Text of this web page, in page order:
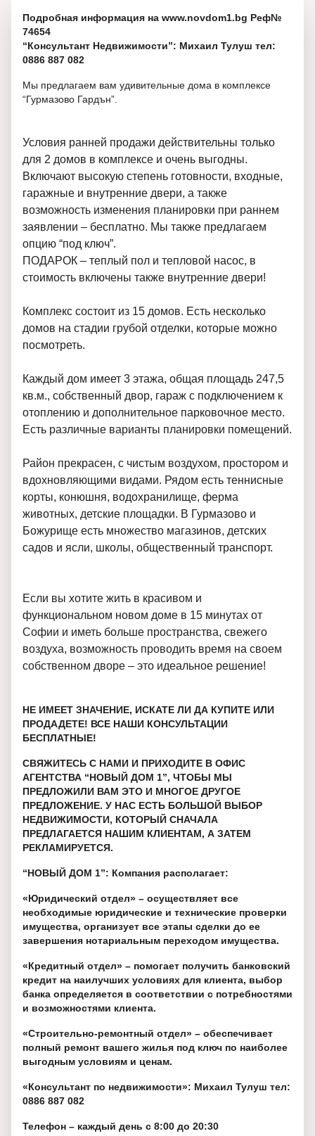
Подробная информация на www.novdom1.bg Реф№
74654
“Консультант Недвижимости”: Михаил Тулуш тел:
0886 887 082
Мы предлагаем вам удивительные дома в комплексе
“Гурмазово Гардън”.
Условия ранней продажи действительны только
для 2 домов в комплексе и очень выгодны.
Включают высокую степень готовности, входные,
гаражные и внутренние двери, а также
возможность изменения планировки при раннем
заявлении – бесплатно. Мы также предлагаем
опцию “под ключ”.
ПОДАРОК – теплый пол и тепловой насос, в
стоимость включены также внутренние двери!
Комплекс состоит из 15 домов. Есть несколько
домов на стадии грубой отделки, которые можно
посмотреть.
Каждый дом имеет 3 этажа, общая площадь 247,5
кв.м., собственный двор, гараж с подключением к
отоплению и дополнительное парковочное место.
Есть различные варианты планировки помещений.
Район прекрасен, с чистым воздухом, простором и
вдохновляющими видами. Рядом есть теннисные
корты, конюшня, водохранилище, ферма
животных, детские площадки. В Гурмазово и
Божурище есть множество магазинов, детских
садов и ясли, школы, общественный транспорт.
Если вы хотите жить в красивом и
функциональном новом доме в 15 минутах от
Софии и иметь больше пространства, свежего
воздуха, возможность проводить время на своем
собственном дворе – это идеальное решение!
НЕ ИМЕЕТ ЗНАЧЕНИЕ, ИСКАТЕ ЛИ ДА КУПИТЕ ИЛИ
ПРОДАДЕТЕ! ВСЕ НАШИ КОНСУЛЬТАЦИИ
БЕСПЛАТНЫЕ!
СВЯЖИТЕСЬ С НАМИ И ПРИХОДИТЕ В ОФИС
АГЕНТСТВА “НОВЫЙ ДОМ 1”, ЧТОБЫ МЫ
ПРЕДЛОЖИЛИ ВАМ ЭТО И МНОГОЕ ДРУГОЕ
ПРЕДЛОЖЕНИЕ. У НАС ЕСТЬ БОЛЬШОЙ ВЫБОР
НЕДВИЖИМОСТИ, КОТОРЫЙ СНАЧАЛА
ПРЕДЛАГАЕТСЯ НАШИМ КЛИЕНТАМ, А ЗАТЕМ
РЕКЛАМИРУЕТСЯ.
“НОВЫЙ ДОМ 1”: Компания располагает:
«Юридический отдел» – осуществляет все
необходимые юридические и технические проверки
имущества, организует все этапы сделки до ее
завершения нотариальным переходом имущества.
«Кредитный отдел» – помогает получить банковский
кредит на наилучших условиях для клиента, выбор
банка определяется в соответствии с потребностями
и возможностями клиента.
«Строительно-ремонтный отдел» – обеспечивает
полный ремонт вашего жилья под ключ по наиболее
выгодным условиям и ценам.
«Консультант по недвижимости»: Михаил Тулуш тел:
0886 887 082
Телефон – каждый день с 8:00 до 20:30